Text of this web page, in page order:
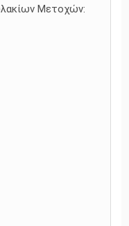
Μετοχών: